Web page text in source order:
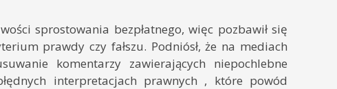
sprostowania bezpłatnego, więc pozbawił się
prawdy czy fałszu. Podniósł, że na mediach
komentarzy zawierających niepochlebne
interpretacjach prawnych , które powód